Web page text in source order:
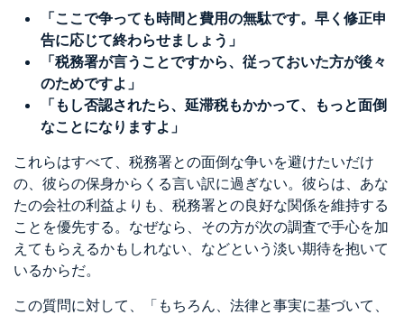
「ここで争っても時間と費用の無駄です。早く修正申
告に応じて終わらせましょう」
「税務署が言うことですから、従っておいた方が後々
のためですよ」
「もし否認されたら、延滞税もかかって、もっと面倒
なことになりますよ」
これらはすべて、税務署との面倒な争いを避けたいだけ
の、彼らの保身からくる言い訳に過ぎない。彼らは、あな
たの会社の利益よりも、税務署との良好な関係を維持する
ことを優先する。なぜなら、その方が次の調査で手心を加
えてもらえるかもしれない、などという淡い期待を抱いて
いるからだ。
この質問に対して、「もちろん、法律と事実に基づいて、